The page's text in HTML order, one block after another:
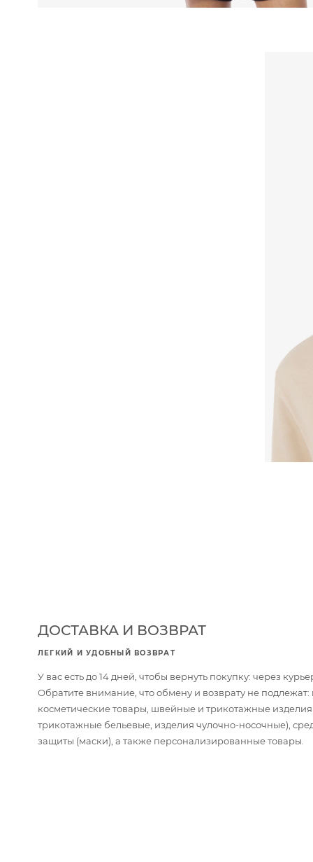
ДОСТАВКА И ВОЗВРАТ
ЛЕГКИЙ И УДОБНЫЙ ВОЗВРАТ
У вас есть до 14 дней, чтобы вернуть покупку: через
Обратите внимание, что обмену и возврату не
косметические товары, швейные и трикотажные
трикотажные бельевые, изделия чулочно-носочные),
защиты (маски), а также персонализированные товары.